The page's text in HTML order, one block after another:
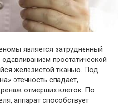
является затрудненный
простатической
железистой тканью. Под
отечность спадает,
отмерших клеток. По
аппарат способствует